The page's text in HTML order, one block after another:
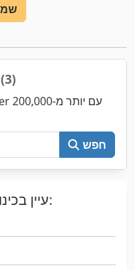
(3)
חפש
עיין בכינויים הנפוצים ביותר למכונות: